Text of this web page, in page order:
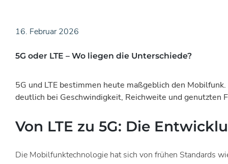
16. Februar 2026
5G oder LTE – Wo liegen die Unterschiede?
5G und LTE bestimmen heute maßgeblich den
deutlich bei Geschwindigkeit, Reichweite und genutzten
Von LTE zu 5G: Die
Die Mobilfunktechnologie hat sich von frühen Standards